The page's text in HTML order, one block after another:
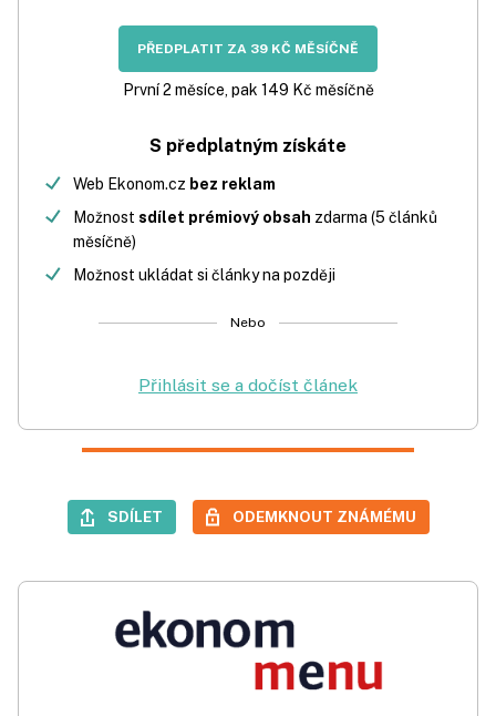
PŘEDPLATIT ZA 39 KČ MĚSÍČNĚ
První 2 měsíce, pak 149 Kč měsíčně
S předplatným získáte
Web Ekonom.cz bez reklam
Možnost sdílet prémiový obsah zdarma (5 článků
měsíčně)
Možnost ukládat si články na později
Nebo
Přihlásit se a dočíst článek
SDÍLET ODEMKNOUT ZNÁMÉMU